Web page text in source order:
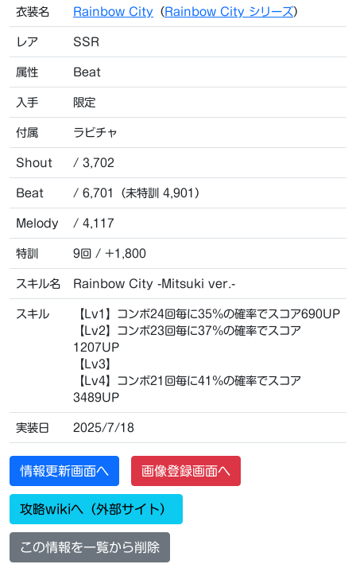
衣装名 Rainbow City （Rainbow City シリーズ）
レア SSR
属性 Beat
入手 限定
付属 ラビチャ
Shout / 3,702
Beat / 6,701（未特訓 4,901）
Melody / 4,117
特訓 9回 / +1,800
スキル名 Rainbow City -Mitsuki ver.-
スキル
【Lv1】コンボ24回毎に35％の確率でスコア690UP
【Lv2】コンボ23回毎に37％の確率でスコア
1207UP
【Lv3】
【Lv4】コンボ21回毎に41％の確率でスコア
3489UP
実装日 2025/7/18
情報更新画面へ 画像登録画面へ
攻略wikiへ（外部サイト）
この情報を一覧から削除